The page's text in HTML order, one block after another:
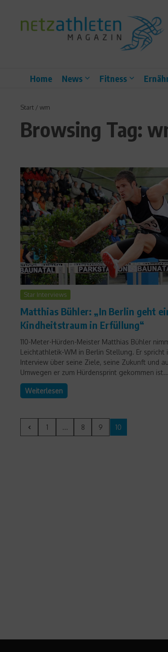
Home News Fitness
Start / wm
Browsing Tag:
Star Interviews
Matthias Bühler: „In Berlin geht
Kindheitstraum in Erfüllung“
110-Meter-Hürden-Meister Matthias Bühler
Leichtathletik-WM in Berlin Stellung. Er spricht
Interview über seine Ziele, seine Zukunft und
Umwegen er zum Hürdensprint gekommen
Weiterlesen
1 ... 8 9 10